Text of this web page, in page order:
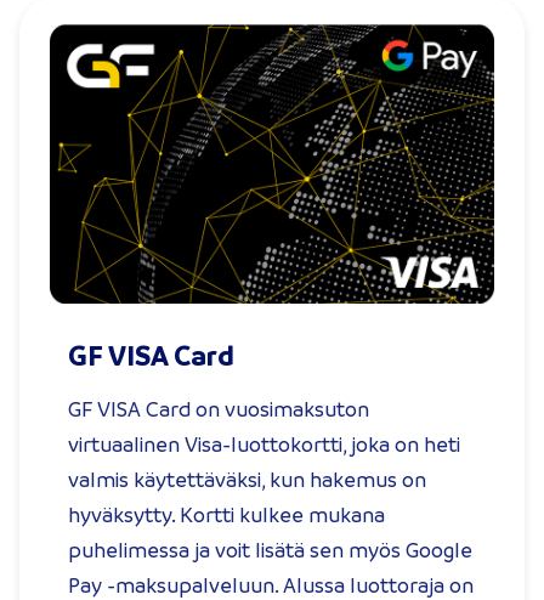
GF VISA Card
GF VISA Card on vuosimaksuton
virtuaalinen Visa-luottokortti, joka on heti
valmis käytettäväksi, kun hakemus on
hyväksytty. Kortti kulkee mukana
puhelimessa ja voit lisätä sen myös Google
Pay -maksupalveluun. Alussa luottoraja on